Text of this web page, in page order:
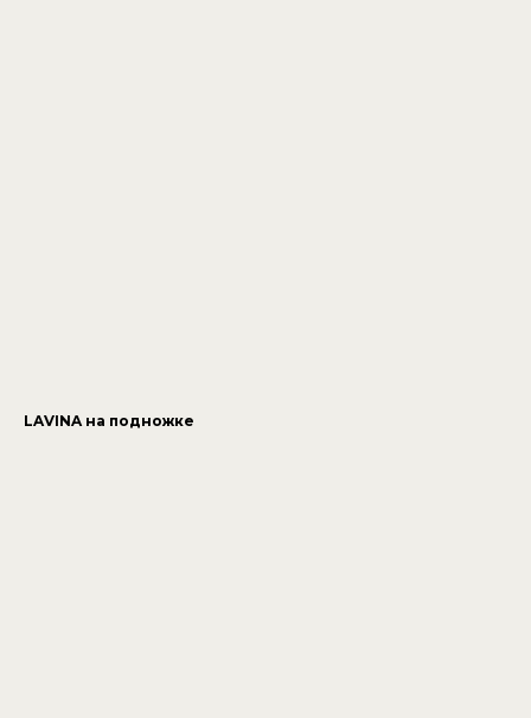
LAVINA на подножке